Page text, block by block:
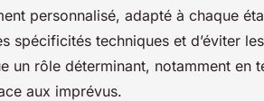
personnalisé, adapté à chaque
spécificités techniques et d’éviter
un rôle déterminant, notamment en
aux imprévus.